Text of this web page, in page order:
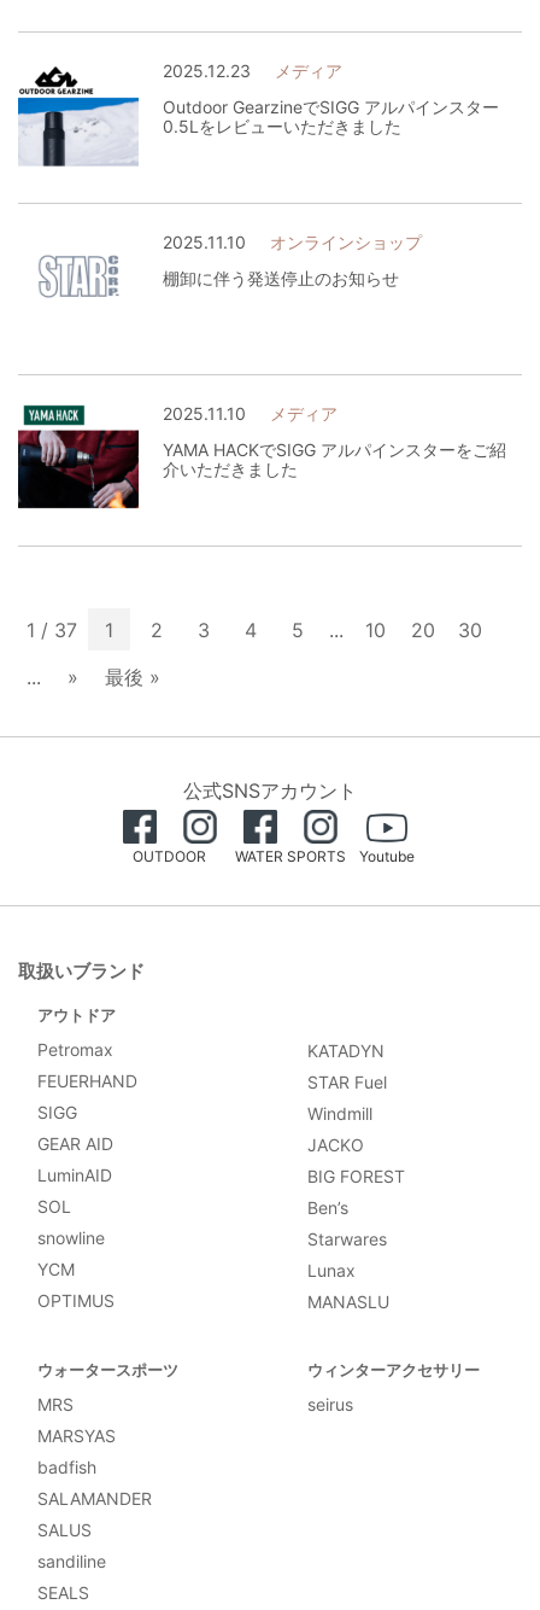
2025.12.23
メディア
Outdoor GearzineでSIGG アルパインスター
0.5Lをレビューいただきました
2025.11.10
オンラインショップ
棚卸に伴う発送停止のお知らせ
2025.11.10
メディア
YAMA HACKでSIGG アルパインスターをご紹
介いただきました
1 / 37 1 2 3 4 5 ... 10 20
30
...
» 最後 »
公式SNSアカウント
OUTDOOR WATER SPORTS Youtube
取扱いブランド
アウトドア
Petromax
FEUERHAND
SIGG
GEAR AID
LuminAID
SOL
snowline
YCM
OPTIMUS
KATADYN
STAR Fuel
Windmill
JACKO
BIG FOREST
Ben’s
Starwares
Lunax
MANASLU
ウォータースポーツ
MRS
MARSYAS
badfish
SALAMANDER
SALUS
sandiline
SEALS
ウィンターアクセサリー
seirus